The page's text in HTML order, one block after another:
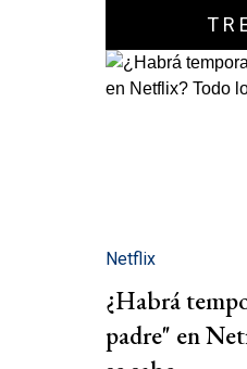
Netflix
¿Habrá
padre" en